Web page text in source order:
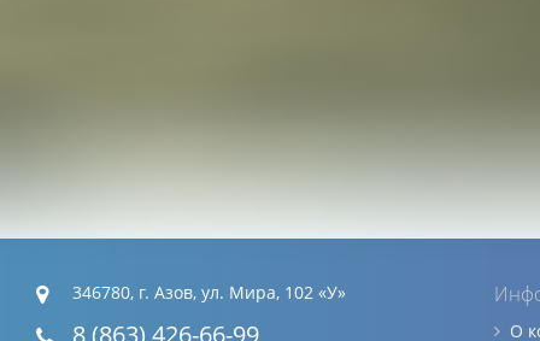
346780, г. Азов, ул. Мира, 102 «У»
8 (863) 426-66-99 О